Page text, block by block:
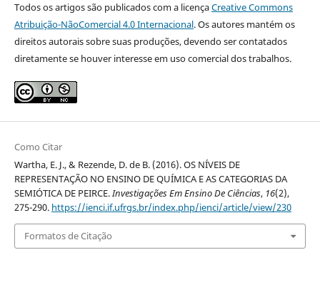
Todos os artigos são publicados com a licençaCreative Commons
Atribuição-NãoComercial 4.0 Internacional. Os autores mantém os
direitos autorais sobre suas produções, devendo ser contatados
diretamente se houver interesse em uso comercial dos trabalhos.
Como Citar
Wartha, E. J., & Rezende, D. de B. (2016). OS NÍVEIS DE
REPRESENTAÇÃO NO ENSINO DE QUÍMICA E AS CATEGORIAS DA
SEMIÓTICA DE PEIRCE.Investigações Em Ensino De Ciências, 16(2),
275-290. https://ienci.if.ufrgs.br/index.php/ienci/article/view/230
Formatos de Citação